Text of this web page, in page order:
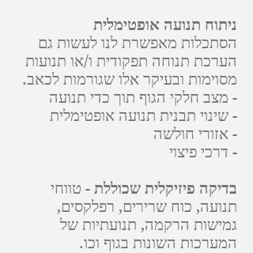
ניתוח תנועה אופטימלית
הסתכלות מאפשרת לנו לעשות גם
הערכת תנוחה תפקודית ו/או תנועות
מסוימות ובעיקר אלו שגורמות לכאב.
- מצב חלקי הגוף תוך כדי תנועה
- שינוי תבנית תנועה אופטימלית
- אזורי חולשה
- דרכי פיצוי
בדיקה פיזיקלית שכוללת - טווחי
תנועה, כוח שרירים, רפלקסים,
גמישות הרקמה, תנועתיות של
המערכות השונות בגוף וכו.